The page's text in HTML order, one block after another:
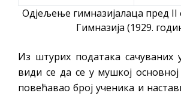
Одјељење гимназијалаца пред II
Гимназија (1929.
Из штурих података сачуваних
види се да се у мушкој
повећавао број ученика и